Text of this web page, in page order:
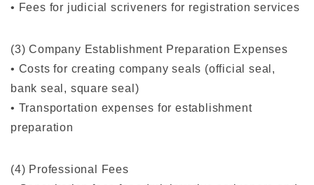
• Fees for judicial scriveners for registration services
(3) Company Establishment Preparation Expenses
• Costs for creating company seals (official seal,
bank seal, square seal)
• Transportation expenses for establishment
preparation
(4) Professional Fees